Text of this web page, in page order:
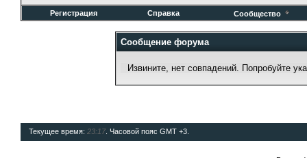
Регистрация Справка Сообщество
Сообщение форума
Извините, нет совпадений. Попробуйте
Текущее время: 23:17. Часовой пояс GMT +3.